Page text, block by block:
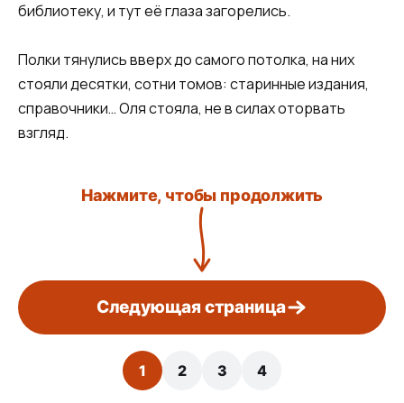
библиотеку, и тут её глаза загорелись.
Полки тянулись вверх до самого потолка, на них
стояли десятки, сотни томов: старинные издания,
справочники… Оля стояла, не в силах оторвать
взгляд.
Нажмите, чтобы продолжить
Следующая страница
1 2 3 4